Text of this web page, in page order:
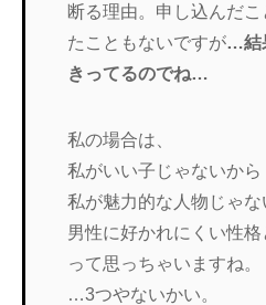
断る理由。申し込んだ
たこともないですが…結
きってるのでね…
私の場合は、
私がいい子じゃないから
私が魅力的な人物じゃな
男性に好かれにくい性格
って思っちゃいますね。
…3つやないかい。